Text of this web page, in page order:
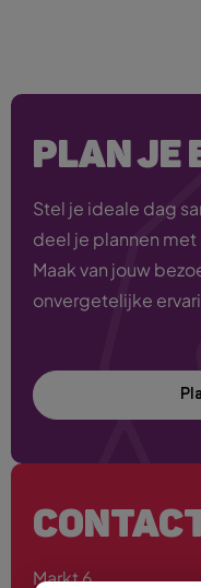
PLAN JE
Stel je ideale dag
deel je plannen met
Maak van jouw
onvergetelijke
Markt 6